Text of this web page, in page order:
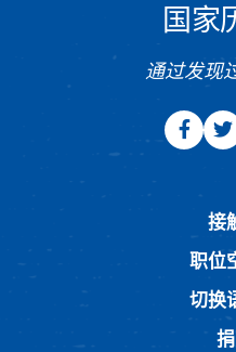
国家
通过发现
接
职位
切换
捐